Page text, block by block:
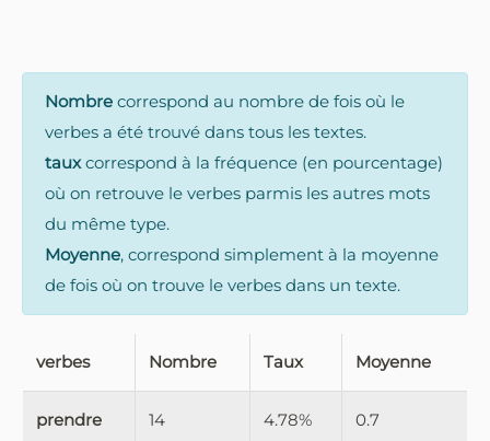
Nombre correspond au nombre de fois où le
verbes a été trouvé dans tous les textes.
tauxcorrespond à la fréquence (en pourcentage)
où on retrouve le verbes parmis les autres mots
du même type.
Moyenne, correspond simplement à la moyenne
de fois où on trouve le verbes dans un texte.
verbes Nombre Taux Moyenne
prendre 14 4.78% 0.7